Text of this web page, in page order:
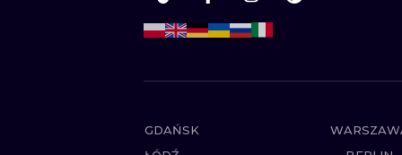
GDAŃSK